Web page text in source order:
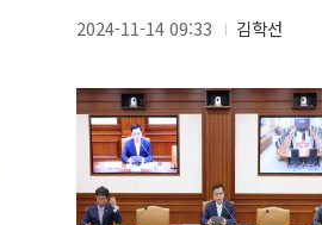
2024-11-14 09:33 김학선